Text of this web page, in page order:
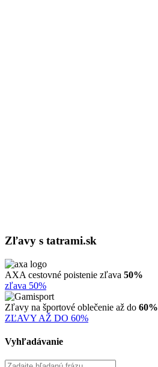
Zľavy s tatrami.sk
AXA cestovné poistenie zľava 50%
zľava 50%
Zľavy na športové oblečenie až do 60%
ZĽAVY AŽ DO 60%
Vyhľadávanie